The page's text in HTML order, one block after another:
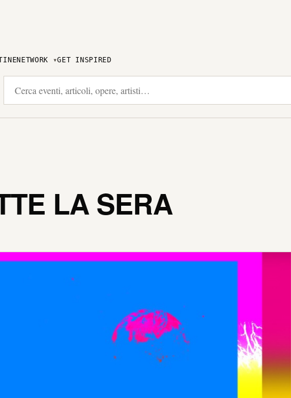
NETWORK GET INSPIRED
LA SERA